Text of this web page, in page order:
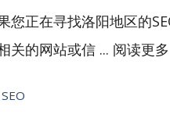
您正在寻找洛阳地区的
关的网站或信 ... 阅读更多
标
SEO